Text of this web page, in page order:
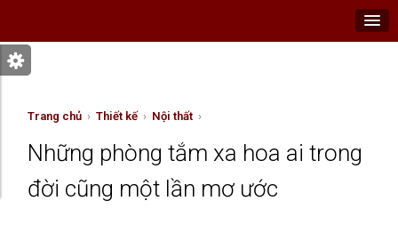
Trang chủ ›Thiết kế › Nội thất ›
Những phòng tắm xa hoa ai trong
đời cũng một lần mơ ước